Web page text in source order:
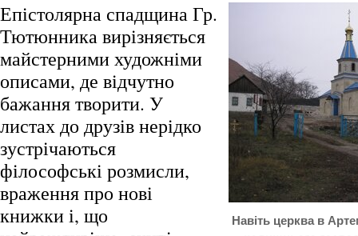
Навіть церква в
Епістолярна спадщина Гр.
Тютюнника вирізняється
майстерними художніми
описами, де відчутно
бажання творити. У
листах до друзів нерідко
зустрічаються
філософські розмисли,
враження про нові
книжки і, що